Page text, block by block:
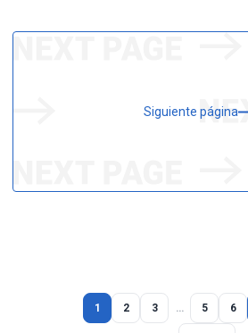
Siguiente página
1 2 3 … 5 6